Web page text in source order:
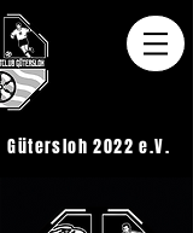
Gütersloh 2022 e.V.